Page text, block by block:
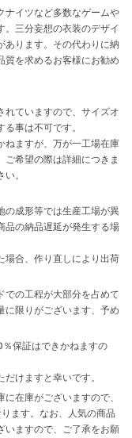
イツなど多数なゲームや
。三分妄想の衣装のデザイ
あります。その代わりに納
質を求めるお客様にお勧め
ていますので、サイズオ
事は不可です。
ますが、万が一工場在庫
希望の際は詳細につきま
。
の成形等では生産工場が異
品の納品遅延が発生する場
場合、作り直しにより出荷
での工程が大部分を占めて
に限りがございます、予め
保証はできかねますの
けますと幸いです。
在庫がございますので、
ます。なお、人気の商品
いますので、ご了承をお願